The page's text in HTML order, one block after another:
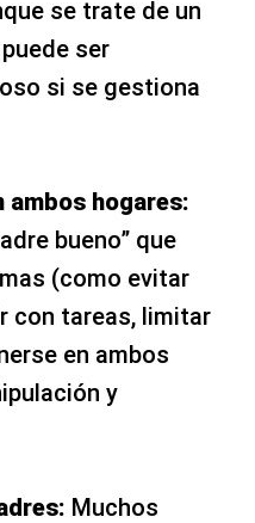
se trate de un
ser
si se gestiona
ambos hogares:
bueno” que
(como evitar
con tareas, limitar
en ambos
y
Muchos